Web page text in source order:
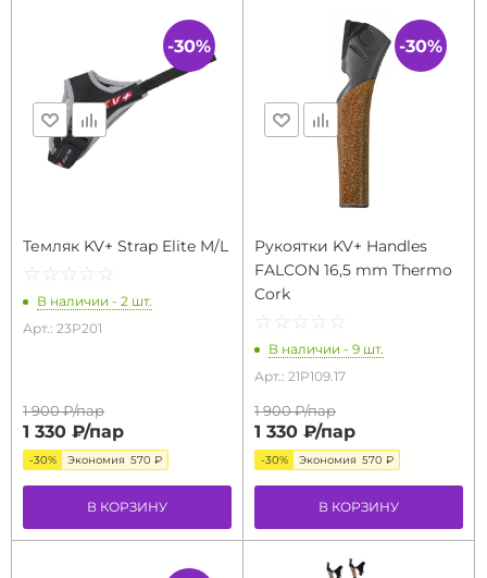
Темляк KV+ Strap Elite M/L
☆ ☆ ☆ ☆ ☆
★ ★ ★ ★ ★
В наличии - 2 шт.
Арт.: 23P201
1 900 ₽/пар
1 330 ₽/пар
-30% Экономия 570 ₽
В КОРЗИНУ
-30%
Рукоятки KV+ Handles
FALCON 16,5 mm Thermo
Cork
☆ ☆ ☆ ☆ ☆
★ ★ ★ ★ ★
В наличии - 9 шт.
Арт.: 21P109.17
1 900 ₽/пар
1 330 ₽/пар
-30% Экономия 570 ₽
В КОРЗИНУ
-30%